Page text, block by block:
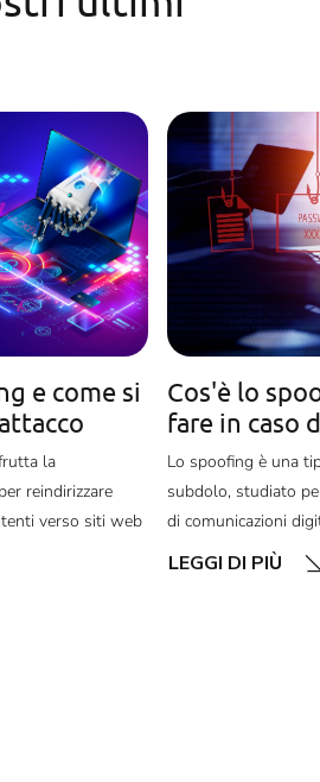
e come si
la
reindirizzare
verso siti web
Cos'è lo
fare in caso
Lo spoofing è una
subdolo, studiato
di comunicazioni
LEGGI DI PIÙ